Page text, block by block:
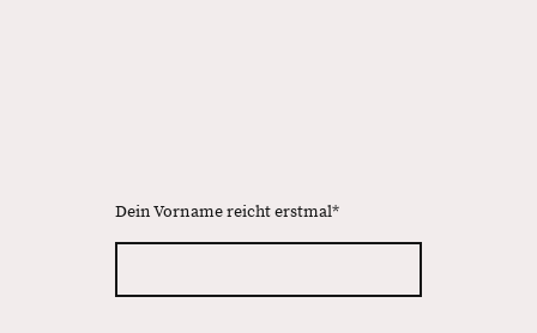
Dein Vorname reicht erstmal*